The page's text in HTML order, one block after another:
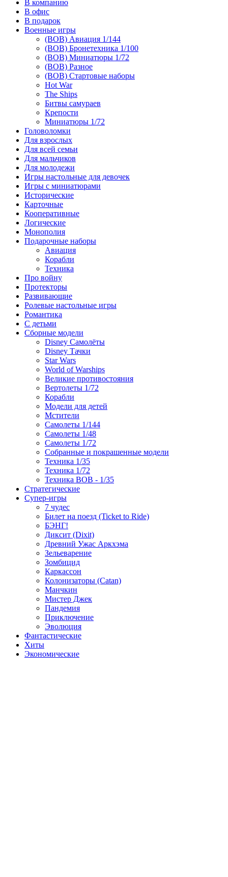
В компанию
В офис
В подарок
Военные игры
(ВОВ) Авиация 1/144
(ВОВ) Бронетехника 1/100
(ВОВ) Миниатюры 1/72
(ВОВ) Разное
(ВОВ) Стартовые наборы
Hot War
The Ships
Битвы самураев
Крепости
Миниатюры 1/72
Головоломки
Для взрослых
Для всей семьи
Для мальчиков
Для молодежи
Игры настольные для девочек
Игры с миниатюрами
Исторические
Карточные
Кооперативные
Логические
Монополия
Подарочные наборы
Авиация
Корабли
Техника
Про войну
Протекторы
Развивающие
Ролевые настольные игры
Романтика
С детьми
Сборные модели
Disney Самолёты
Disney Тачки
Star Wars
World of Warships
Великие противостояния
Вертолеты 1/72
Корабли
Модели для детей
Мстители
Самолеты 1/144
Самолеты 1/48
Самолеты 1/72
Собранные и покрашенные модели
Техника 1/35
Техника 1/72
Техника ВОВ - 1/35
Стратегические
Супер-игры
7 чудес
Билет на поезд (Ticket to Ride)
БЭНГ!
Диксит (Dixit)
Древний Ужас Аркхэма
Зельеварение
Зомбицид
Каркассон
Колонизаторы (Catan)
Манчкин
Мистер Джек
Пандемия
Приключение
Эволюция
Фантастические
Хиты
Экономические